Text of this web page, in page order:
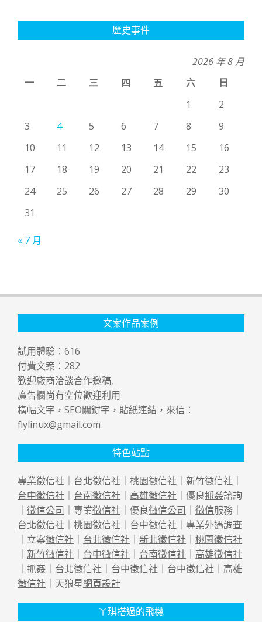
歷史事件
2026 年 8 月
一
二 三 四 五 六
日
1
2
3
4 5 6 7 8
9
10
11 12 13 14 15
16
17
18 19 20 21 22
23
24
25 26 27 28 29
30
31
« 7 月
文案作品案例
試用體驗： 616
付費文案： 282
歡迎廠商洽談合作邀稿,
廣告欄尚有空位歡迎利用
橫幅文字，SEO關鍵字，貼紙連結，來信：
flylinux@gmail.com
特色站點
專業徵信社 ｜ 台北徵信社 ｜ 桃園徵信社 ｜ 新竹徵信社 ｜
台中徵信社 ｜ 台南徵信社 ｜ 高雄徵信社 ｜優良抓姦諮詢
｜ 徵信公司 ｜專業徵信社 ｜優良徵信公司 ｜ 徵信服務｜
台北徵信社 ｜ 桃園徵信社 ｜ 台中徵信社 ｜專業外遇調查
｜立案徵信社 ｜ 台北徵信社 ｜ 新北徵信社 ｜ 桃園徵信社
｜ 新竹徵信社 ｜ 台中徵信社 ｜ 台南徵信社 ｜ 高雄徵信社
｜ 抓姦 ｜ 台北徵信社 ｜ 台中徵信社 ｜ 台中徵信社 ｜ 高雄
徵信社 ｜天狼星網頁設計
ㄚ琪搭過的飛機